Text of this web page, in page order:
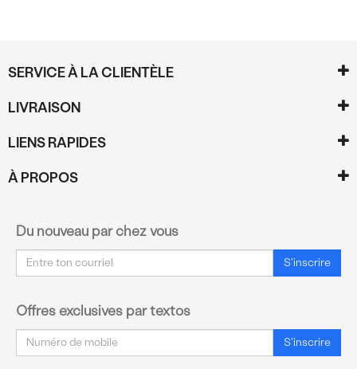
O (2)
SERVICE À LA CLIENTÈLE
LIVRAISON
LIENS RAPIDES
À PROPOS
Du nouveau par chez vous
Courriel S'inscrire
Offres exclusives par textos
Courriel S'inscrire